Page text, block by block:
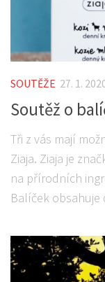
SOUTĚŽE 27. 1.
Soutěž o
Tři z vás mají
Ziaja. Ziaja je
na přírodních
Balíček obsahuje